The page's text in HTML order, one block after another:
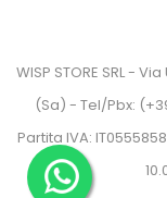
WISP STORE SRL -
(Sa) - Tel/Pbx:
Partita IVA: